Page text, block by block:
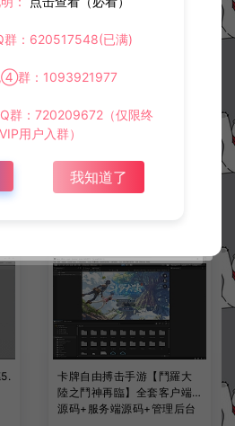
Q萌卡牌回合手游【法兰城的
回忆】全套服务端源码+客户
端源码+策划文档
游戏源码
卡牌自由搏击手游【鬥羅大
陸之鬥神再臨】全套客户端
源码+服务端源码+管理后台
群：620517548(已满)
④群：1093921977
群：720209672（仅限终
用户入群）
我知道了